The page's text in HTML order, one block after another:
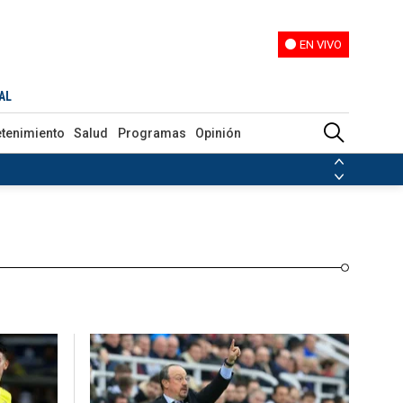
EN VIVO
Salud Programas Opinión
Venezuela Nicolás Maduro
de las FARC